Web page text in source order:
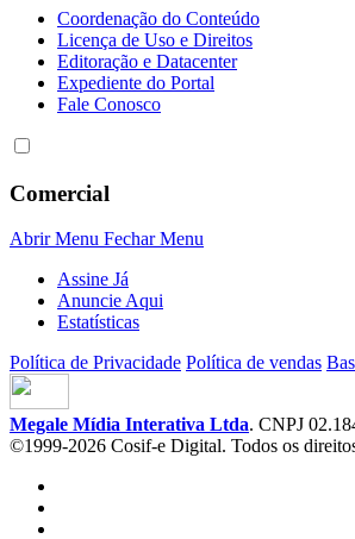
Coordenação do Conteúdo
Licença de Uso e Direitos
Editoração e Datacenter
Expediente do Portal
Fale Conosco
Comercial
Abrir Menu Fechar Menu
Assine Já
Anuncie Aqui
Estatísticas
Política de Privacidade Política de vendas
Megale Mídia Interativa Ltda. CNPJ
©1999-2026 Cosif-e Digital. Todos os